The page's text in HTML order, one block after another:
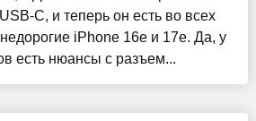
C, и теперь он есть во всех
iPhone 16e и 17е. Да, у
есть нюансы с разъем...